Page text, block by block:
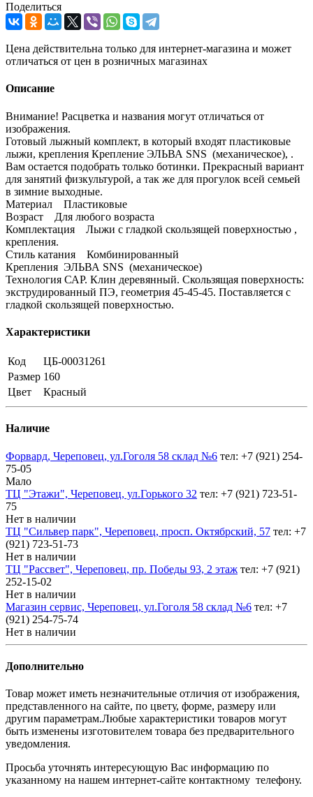
Поделиться
Цена действительна только для интернет-магазина и может
отличаться от цен в розничных магазинах
Описание
Внимание! Расцветка и названия могут отличаться от
изображения.
Готовый лыжный комплект, в который входят пластиковые
лыжи, крепления Крепление ЭЛЬВА SNS (механическое), .
Вам остается подобрать только ботинки. Прекрасный вариант
для занятий физкультурой, а так же для прогулок всей семьей
в зимние выходные.
Материал Пластиковые
Возраст Для любого возраста
Комплектация Лыжи с гладкой скользящей поверхностью ,
крепления.
Стиль катания Комбинированный
Крепления ЭЛЬВА SNS (механическое)
Технология САР. Клин деревянный. Скользящая поверхность:
экструдированный ПЭ, геометрия 45-45-45. Поставляется с
гладкой скользящей поверхностью.
Характеристики
Код
ЦБ-00031261
Размер 160
Цвет
Красный
Наличие
Форвард, Череповец, ул.Гоголя 58 склад №6 тел: +7 (921) 254-
75-05
Мало
ТЦ "Этажи", Череповец, ул.Горького 32 тел: +7 (921) 723-51-
75
Нет в наличии
ТЦ "Сильвер парк", Череповец, просп. Октябрский, 57 тел: +7
(921) 723-51-73
Нет в наличии
ТЦ "Рассвет", Череповец, пр. Победы 93, 2 этаж тел: +7 (921)
252-15-02
Нет в наличии
Магазин сервис, Череповец, ул.Гоголя 58 склад №6 тел: +7
(921) 254-75-74
Нет в наличии
Дополнительно
Товар может иметь незначительные отличия от изображения,
представленного на сайте, по цвету, форме, размеру или
другим параметрам.Любые характеристики товаров могут
быть изменены изготовителем товара без предварительного
уведомления.
Просьба уточнять интересующую Вас информацию по
указанному на нашем интернет-сайте контактному телефону.